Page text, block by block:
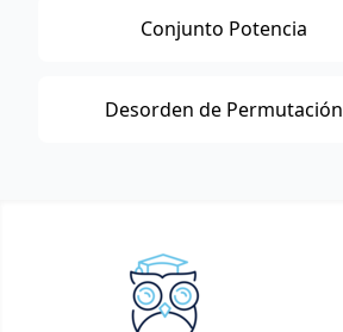
Conjunto Potencia
Desorden de Permutación